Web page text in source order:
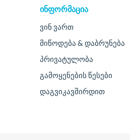
ᲘᲜᲤᲝᲠᲛᲐᲪᲘᲐ
ვინ ვართ
მიწოდება & დაბრუნება
პრივატულობა
გამოყენების წესები
დაგვიკავშირდით